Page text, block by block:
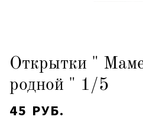
Открытки "
родной " 1/5
45 РУБ.